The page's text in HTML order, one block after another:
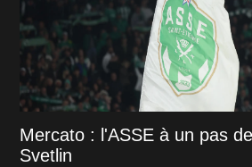
Mercato : l'ASSE à un pas
Svetlin